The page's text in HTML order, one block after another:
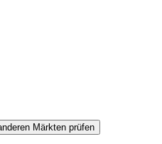
Märkten prüfen